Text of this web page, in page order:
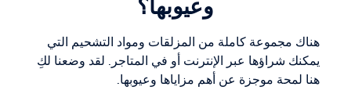
وعيوبها؟
هناك مجموعة كاملة من المزلقات ومواد التشحيم التي
يمكنك شراؤها عبر الإنترنت أو في المتاجر. لقد وضعنا لكِ
هنا لمحة موجزة عن أهم مزاياها وعيوبها.